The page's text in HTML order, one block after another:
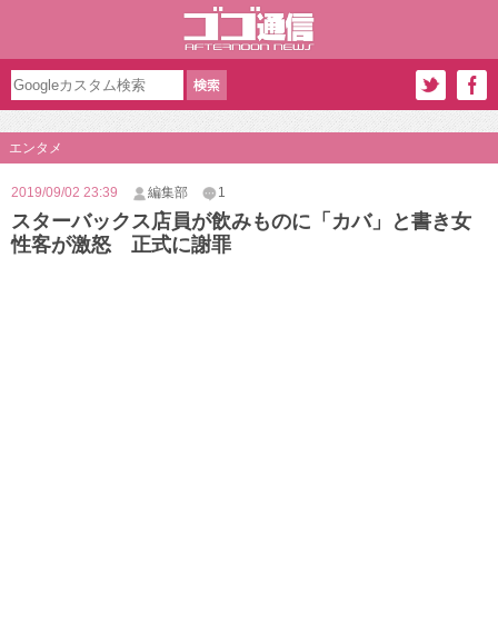
エンタメ
2019/09/02 23:39 編集部 1
スターバックス店員が飲みものに「カバ」と書き女
性客が激怒 正式に謝罪